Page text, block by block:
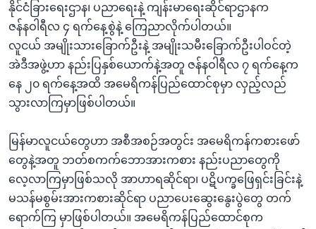
ကျော်
နိုင်ငံခြားရေးဌာန၊ ပညာရေးနဲ့ ကျန်းမာရေးဆိုင်ရာဌာနက
ဇန်နဝါရီလ ၄ ရက်နေ့စွဲနဲ့ ကြေညာလိုက်ပါတယ်။
လူငယ် အမျိုးသားခြောက်ဦးနဲ့ အမျိုးသမီးခြောက်ဦးပါဝင်တဲ့
အဲဒီအဖွဲ့ဟာ နည်းပြနှစ်ယောက်နဲ့အတူ ဇန်နဝါရီလ ၇ ရက်နေ့က
နေ ၂၀ ရက်နေ့အထိ အမေရိကန်ပြည်ထောင်စုမှာ လှည့်လည်
သွားလာကြမှာဖြစ်ပါတယ်။
မြန်မာလူငယ်တွေဟာ အစီအစဉ်အတွင်း အမေရိကန်ကစားဖော်
တွေနဲ့အတူ ဘတ်စကက်ဘောအားကစား နည်းပညာတွေကို
လေ့လာကြမှာဖြစ်သလို အာဟာရဆိုင်ရာ၊ ပဋိပက္ခဖြေရှင်းခြင်းနဲ့
မသန်မစွမ်းအားကစားဆိုင်ရာ ပညာပေးဆွေးနွေးပွဲတွေ တက်
ရောက်ကြ မှာဖြစ်ပါတယ်။ အမေရိကန်ပြည်ထောင်စုက